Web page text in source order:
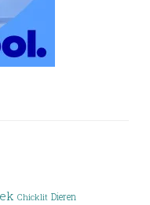
Chicklit Dieren